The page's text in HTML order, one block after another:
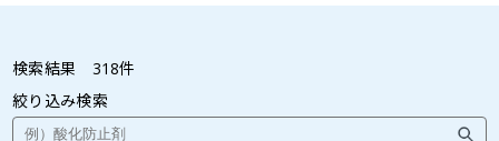
乳化 撥水化
検索結果 318件
絞り込み検索